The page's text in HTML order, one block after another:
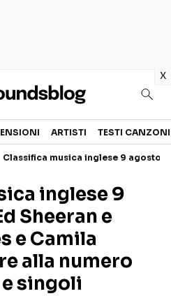
x
TESTI CANZONI
TOUR ED EVENTI
TALENT SHOW
ARTISTI TESTI CANZONI
Classifica musica inglese 9 agosto
inglese 9
Sheeran e
e Camila
alla numero
singoli